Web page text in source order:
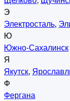
Э
Электросталь,
Ю
Южно-Сахалинск
Я
Якутск,
Ф
Фергана